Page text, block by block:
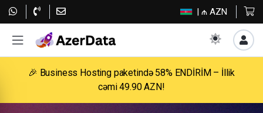
| ₼ AZN
🎉 Business Hosting paketində 58% ENDİRİM – İllik
cəmi 49.90 AZN!